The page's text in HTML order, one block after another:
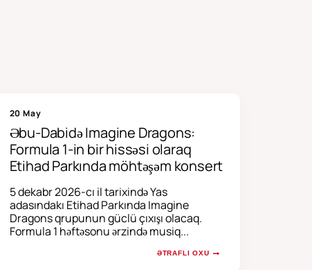
20 May
Əbu-Dabidə Imagine Dragons:
Formula 1-in bir hissəsi olaraq
Etihad Parkında möhtəşəm konsert
5 dekabr 2026-cı il tarixində Yas
adasındakı Etihad Parkında Imagine
Dragons qrupunun güclü çıxışı olacaq.
Formula 1 həftəsonu ərzində musiq...
ƏTRAFLI OXU